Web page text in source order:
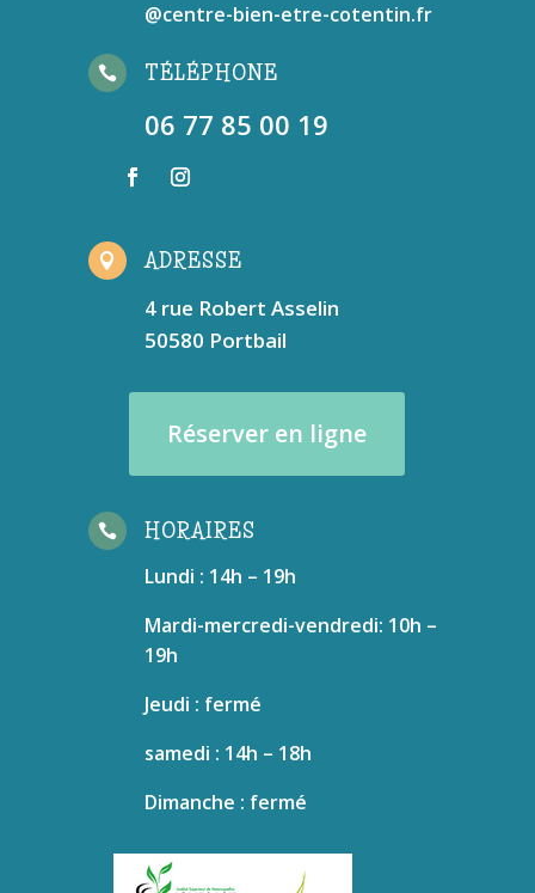
@centre-bien-etre-cotentin.fr
 TÉLÉPHONE
06 77 85 00 19
 ADRESSE
4 rue Robert Asselin
50580 Portbail
Réserver en ligne
 HORAIRES
Lundi : 14h – 19h
Mardi-mercredi-vendredi: 10h –
19h
Jeudi : fermé
samedi : 14h – 18h
Dimanche : fermé